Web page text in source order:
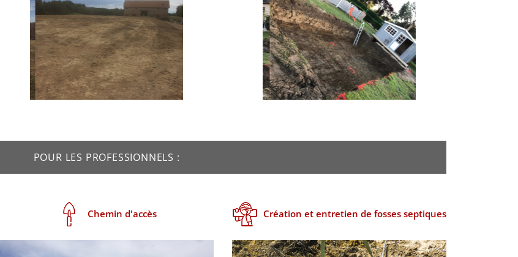
POUR LES PROFESSIONNELS :
Chemin d'accès Création et entretien de fosses septiques